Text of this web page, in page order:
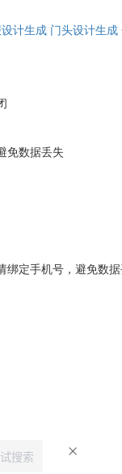
计生成 门头设计生成
免数据丢失
绑定手机号，避免数